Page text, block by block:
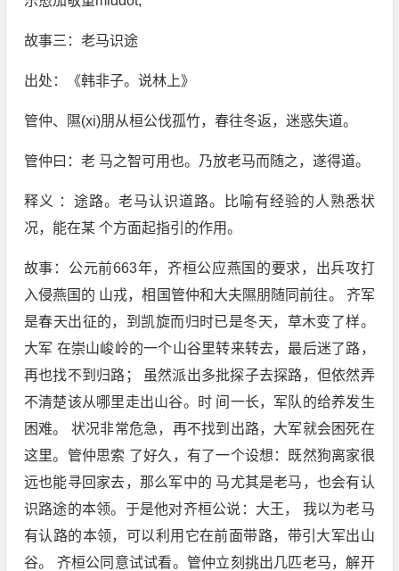
故事三：老马识途
出处：《韩非子。说林上》
管仲、隰(xi)朋从桓公伐孤竹，春往冬返，迷惑失道。
管仲曰：老 马之智可用也。乃放老马而随之，遂得道。
释义 ：途路。老马认识道路。比喻有经验的人熟悉状
况，能在某 个方面起指引的作用。
故事：公元前663年，齐桓公应燕国的要求，出兵攻打
入侵燕国的 山戎，相国管仲和大夫隰朋随同前往。 齐军
是春天出征的，到凯旋而归时已是冬天，草木变了样。
大军 在崇山峻岭的一个山谷里转来转去，最后迷了路，
再也找不到归路； 虽然派出多批探子去探路，但依然弄
不清楚该从哪里走出山谷。时 间一长，军队的给养发生
困难。 状况非常危急，再不找到出路，大军就会困死在
这里。管仲思索 了好久，有了一个设想：既然狗离家很
远也能寻回家去，那么军中的 马尤其是老马，也会有认
识路途的本领。于是他对齐桓公说：大王， 我以为老马
有认路的本领，可以利用它在前面带路，带引大军出山
谷。 齐桓公同意试试看。管仲立刻挑出几匹老马，解开